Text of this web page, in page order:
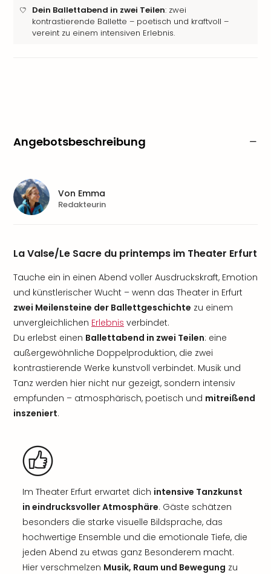
Dein Ballettabend in zwei Teilen: zwei
kontrastierende Ballette – poetisch und kraftvoll –
vereint zu einem intensiven Erlebnis.
Angebotsbeschreibung
La Valse/Le Sacre du printemps im Theater Erfurt
Tauche ein in einen Abend voller Ausdruckskraft, Emotion
und künstlerischer Wucht – wenn das Theater in Erfurt
zwei Meilensteine der Ballettgeschichte zu einem
unvergleichlichen Erlebnis verbindet.
Du erlebst einen Ballettabend in zwei Teilen: eine
außergewöhnliche Doppelproduktion, die zwei
kontrastierende Werke kunstvoll verbindet. Musik und
Tanz werden hier nicht nur gezeigt, sondern intensiv
empfunden – atmosphärisch, poetisch und mitreißend
inszeniert.
Im Theater Erfurt erwartet dich intensive Tanzkunst
in eindrucksvoller Atmosphäre. Gäste schätzen
besonders die starke visuelle Bildsprache, das
hochwertige Ensemble und die emotionale Tiefe, die
jeden Abend zu etwas ganz Besonderem macht.
Hier verschmelzen Musik, Raum und Bewegung zu
Von Emma
Redakteurin